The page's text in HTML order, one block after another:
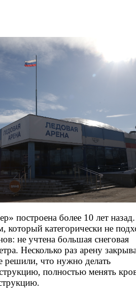
построена более 10 лет назад.
который категорически не
не учтена большая снеговая
Несколько раз арену
решили, что нужно делать
полностью менять